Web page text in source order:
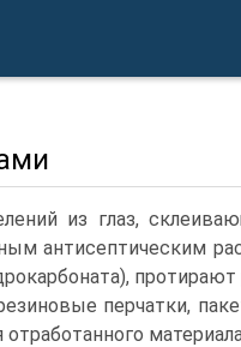
из глаз,
антисептическим
перчатки,